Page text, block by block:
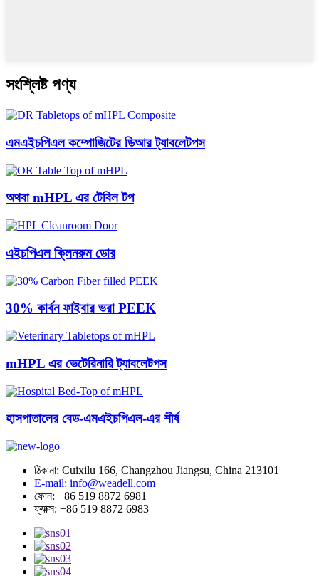
সংশ্লিষ্ট পণ্য
এমএইচপিএল কম্পোজিটের ডিআর ট্যাবলেটপস
অথবা mHPL এর টেবিল টপ
এইচপিএল ক্লিনরুম ডোর
30% কার্বন ফাইবার ভরা PEEK
mHPL এর ভেটেরিনারি ট্যাবলেটপস
হাসপাতালের বেড-এমএইচপিএল-এর শীর্ষ
ঠিকানা: Cuixilu 166, Changzhou Jiangsu, China 213101
E-mail: info@weadell.com
ফোন: +86 519 8872 6981
ফ্যাক্স: +86 519 8872 6983